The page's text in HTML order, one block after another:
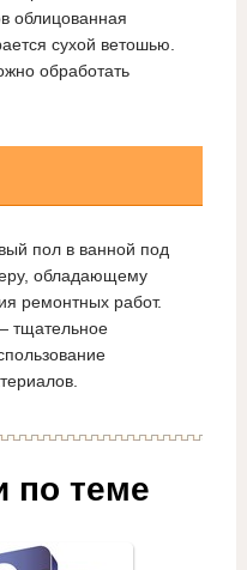
облицованная
сухой ветошью.
обработать
пол в ванной под
обладающему
ремонтных работ.
тщательное
по теме